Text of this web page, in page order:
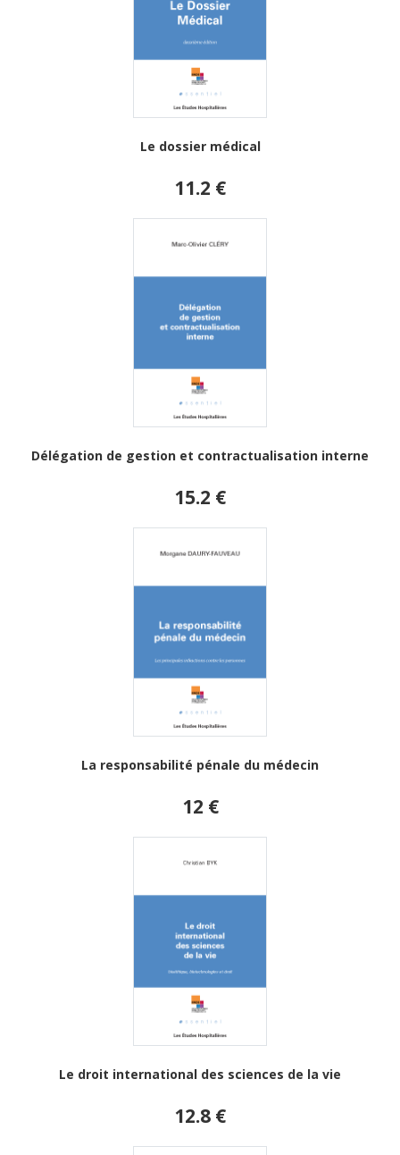
Le dossier médical
11.2 €
Délégation de gestion et contractualisation interne
15.2 €
La responsabilité pénale du médecin
12 €
Le droit international des sciences de la vie
12.8 €